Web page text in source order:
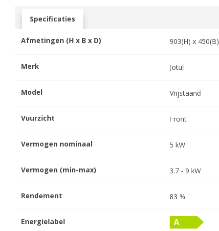
Specificaties
Afmetingen (H x B x D) 903(H) x 450
Merk Jotul
Model Vrijstaand
Vuurzicht Front
Vermogen nominaal 5 kW
Vermogen (min-max) 3.7 -9 kW
Rendement 83 %
Energielabel